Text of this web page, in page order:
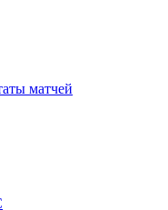
матчей